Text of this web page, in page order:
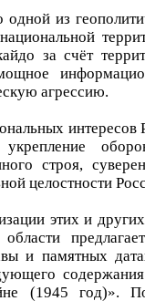
одной из
за счёт
агрессию.
интересов
укрепление
строя,
целостности
этих и
области
и памятных
(1945 год)».